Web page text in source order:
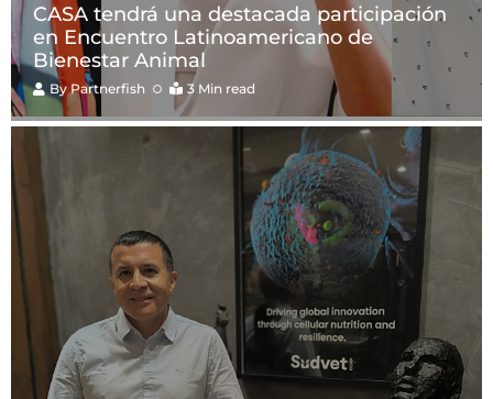
CASA tendrá una destacada participación
en Encuentro Latinoamericano de
Bienestar Animal
By Partnerfish 3 Min read